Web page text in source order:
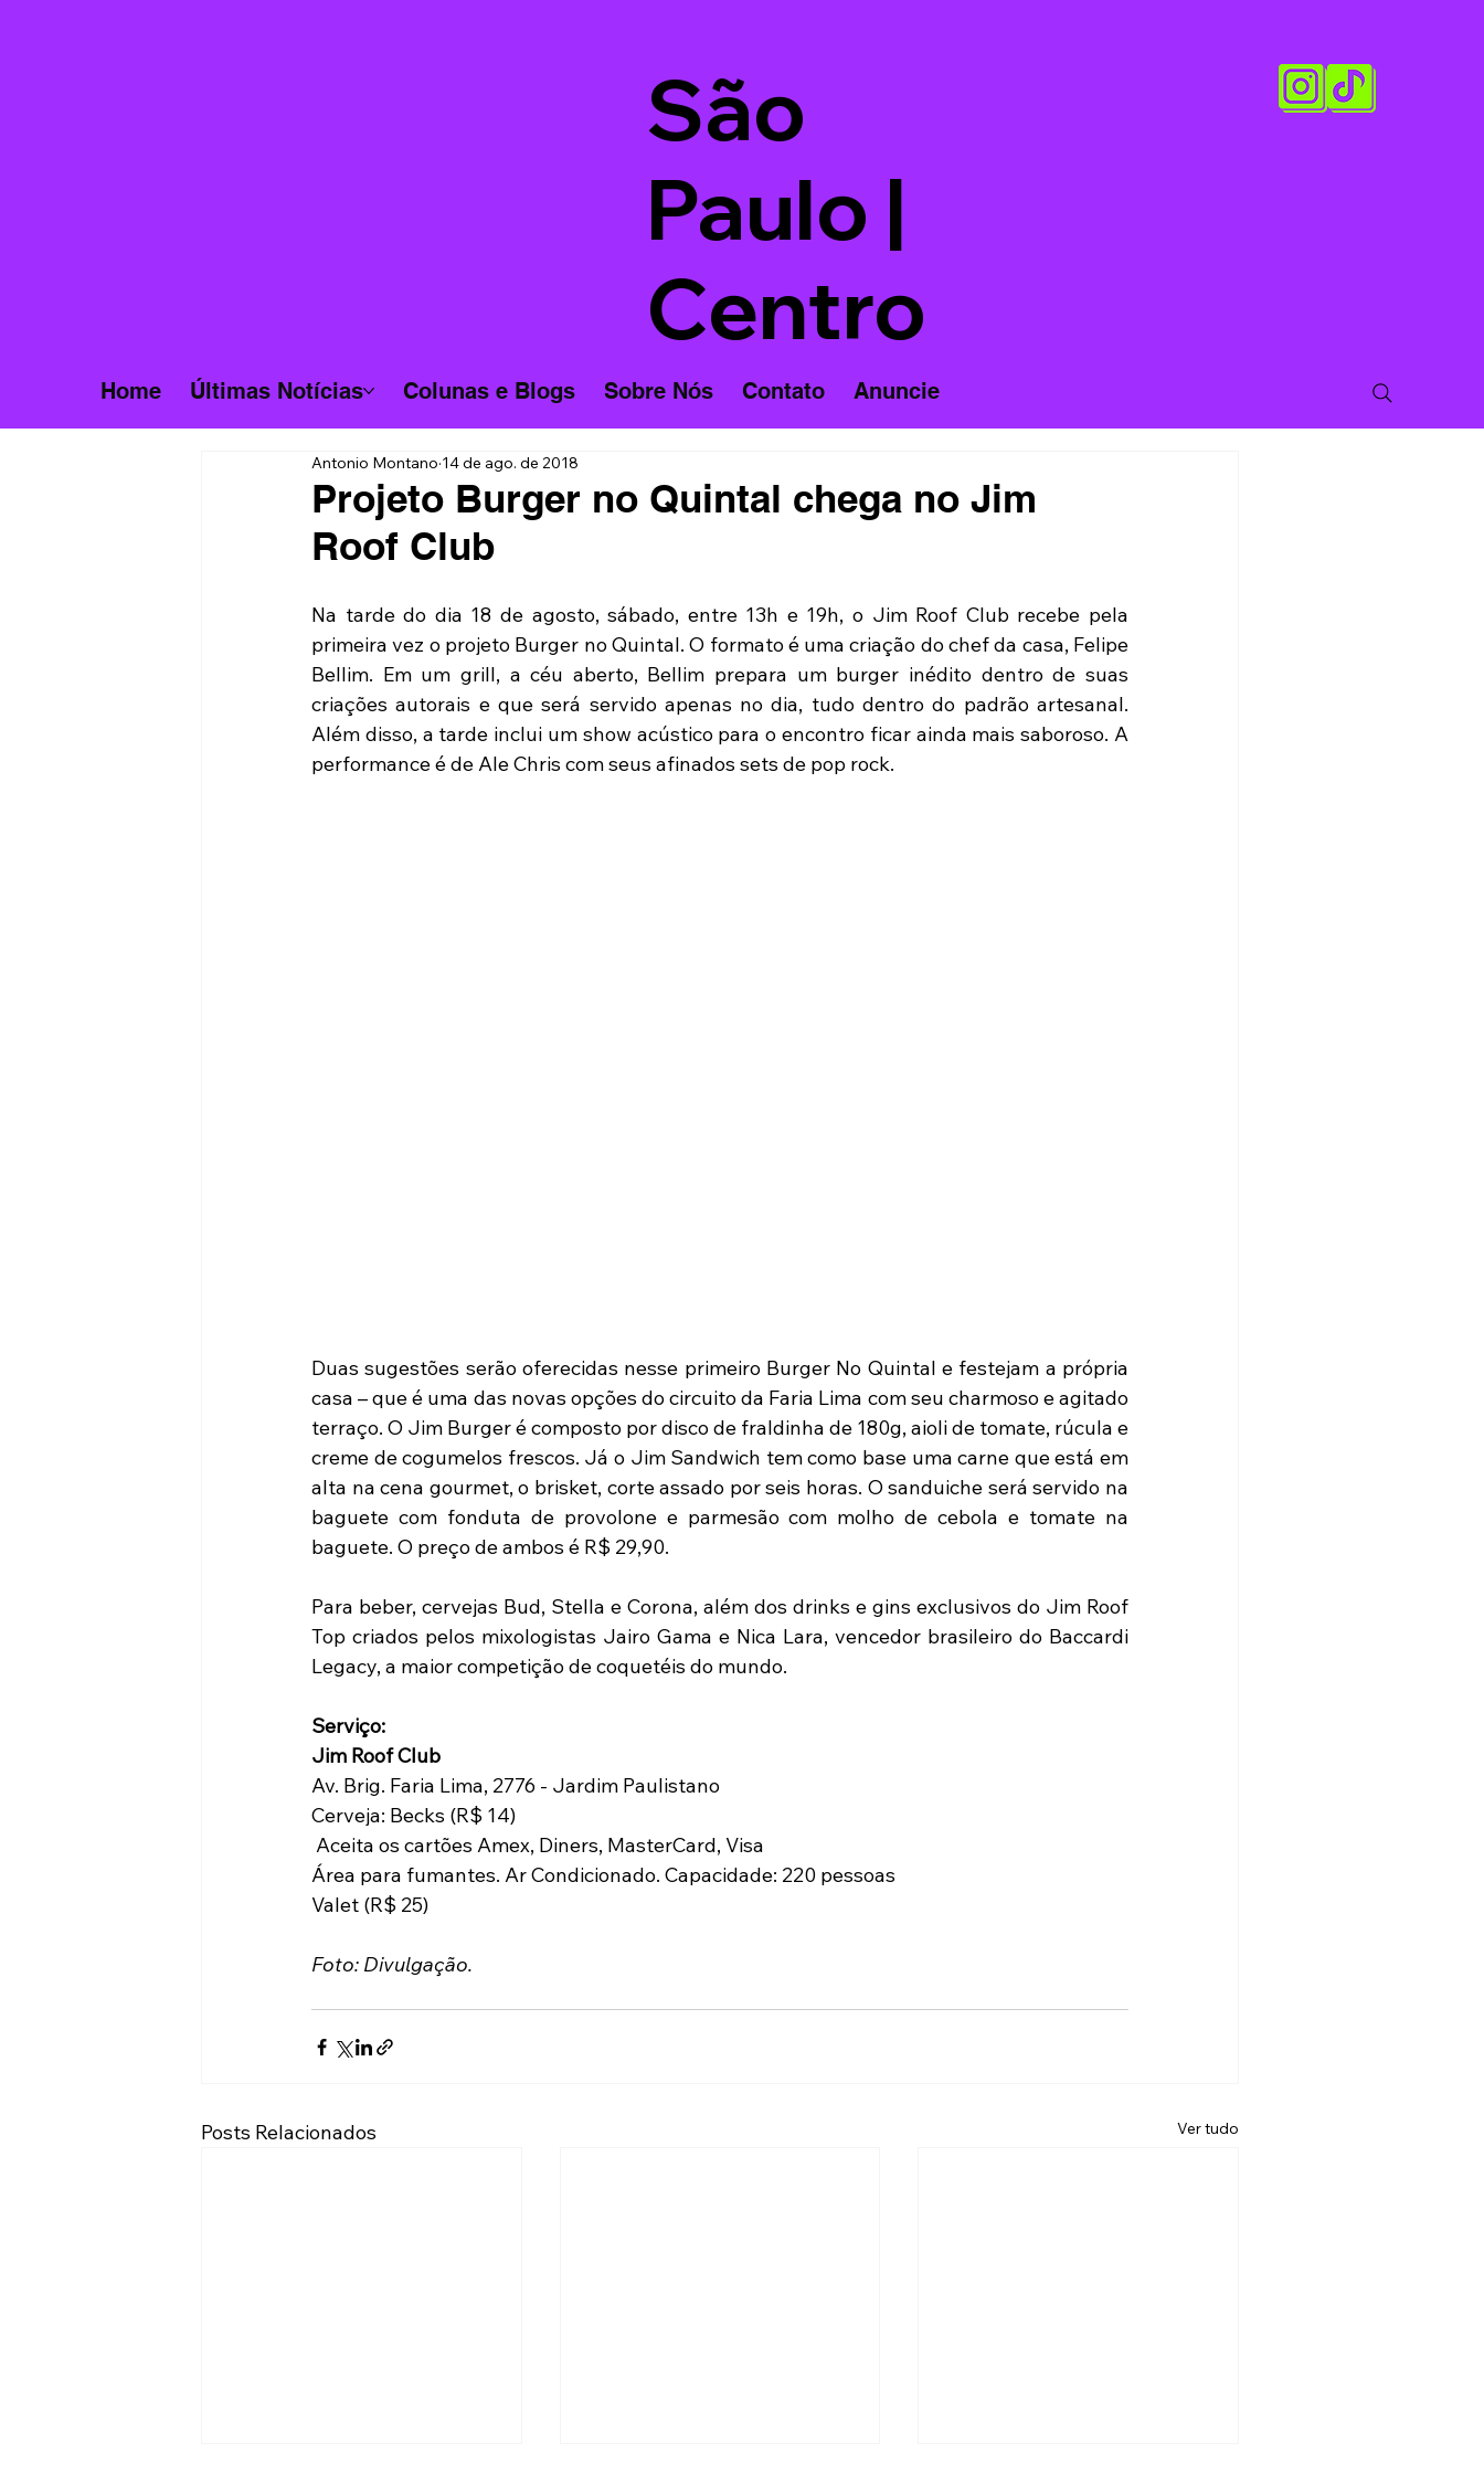
São
Paulo |
Centro
Home Últimas Notícias Colunas e Blogs Sobre Nós Contato Anuncie
Projeto Burger no Quintal chega no Jim
Roof Club
Antonio Montano 14 de ago. de 2018
Na tarde do dia 18 de agosto, sábado, entre 13h e 19h, o Jim Roof Club recebe pela
primeira vez o projeto Burger no Quintal. O formato é uma criação do chef da casa, Felipe
Bellim. Em um grill, a céu aberto, Bellim prepara um burger inédito dentro de suas
criações autorais e que será servido apenas no dia, tudo dentro do padrão artesanal.
Além disso, a tarde inclui um show acústico para o encontro ficar ainda mais saboroso. A
performance é de Ale Chris com seus afinados sets de pop rock.
Duas sugestões serão oferecidas nesse primeiro Burger No Quintal e festejam a própria
casa – que é uma das novas opções do circuito da Faria Lima com seu charmoso e agitado
terraço. O Jim Burger é composto por disco de fraldinha de 180g, aioli de tomate, rúcula e
creme de cogumelos frescos. Já o Jim Sandwich tem como base uma carne que está em
alta na cena gourmet, o brisket, corte assado por seis horas. O sanduiche será servido na
baguete com fonduta de provolone e parmesão com molho de cebola e tomate na
baguete. O preço de ambos é R$ 29,90.
Para beber, cervejas Bud, Stella e Corona, além dos drinks e gins exclusivos do Jim Roof
Top criados pelos mixologistas Jairo Gama e Nica Lara, vencedor brasileiro do Baccardi
Legacy, a maior competição de coquetéis do mundo.
Serviço:
Jim Roof Club
Av. Brig. Faria Lima, 2776 - Jardim Paulistano
Cerveja: Becks (R$ 14)
Aceita os cartões Amex, Diners, MasterCard, Visa
Área para fumantes. Ar Condicionado. Capacidade: 220 pessoas
Valet (R$ 25)
Foto: Divulgação.
Posts Relacionados Ver tudo